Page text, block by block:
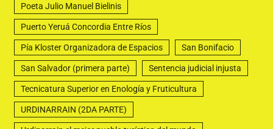
Poeta Julio Manuel Bielinis
Puerto Yeruá Concordia Entre Ríos
Pía Kloster Organizadora de Espacios San Bonifacio
San Salvador (primera parte) Sentencia judicial injusta
Tecnicatura Superior en Enología y Fruticultura
URDINARRAIN (2DA PARTE)